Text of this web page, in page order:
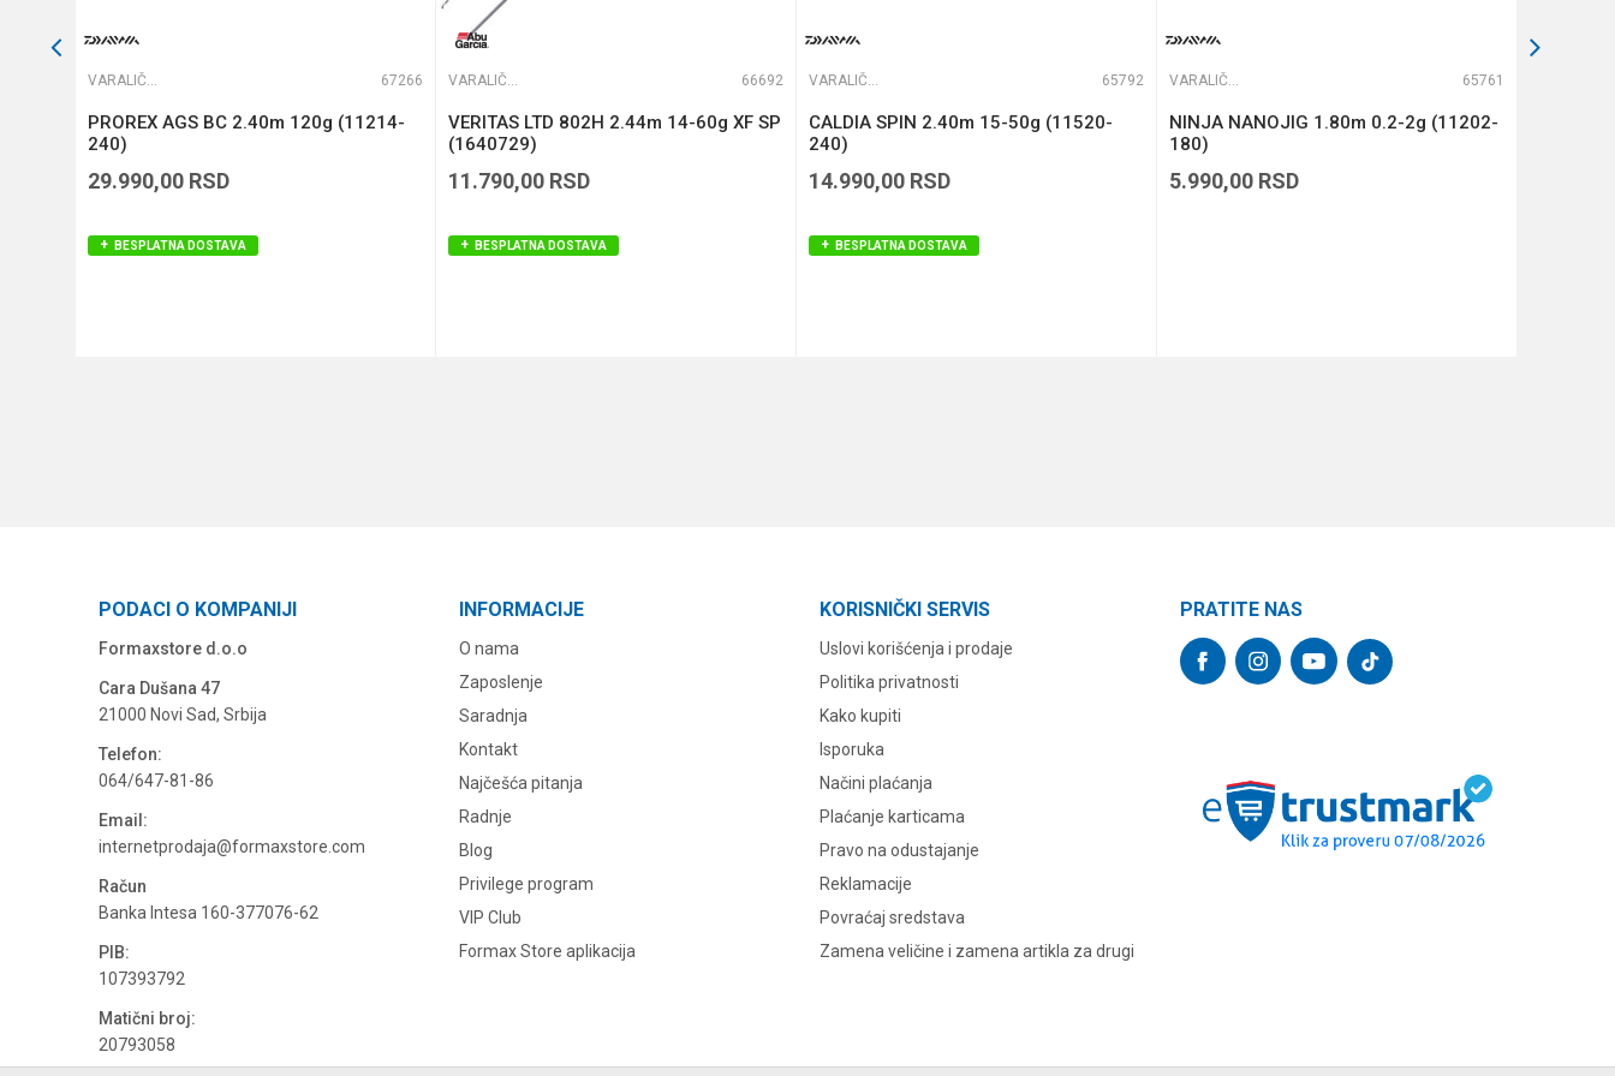
VARALIČARSKI ŠTAPOVI 67266
PROREX AGS BC 2.40m 120g (11214-
240)
29.990,00 RSD
BESPLATNA DOSTAVA
VARALIČARSKI ŠTAPOVI 66692
VERITAS LTD 802H 2.44m 14-60g XF SP
(1640729)
11.790,00 RSD
BESPLATNA DOSTAVA
VARALIČARSKI ŠTAPOVI 65792
CALDIA SPIN 2.40m 15-50g (11520-
240)
14.990,00 RSD
BESPLATNA DOSTAVA
VARALIČARSKI ŠTAPOVI 65761
NINJA NANOJIG 1.80m 0.2-2g (11202-
180)
5.990,00 RSD
PODACI O KOMPANIJI
Formaxstore d.o.o
Cara Dušana 47
21000 Novi Sad, Srbija
Telefon:
064/647-81-86
Email:
internetprodaja@formaxstore.com
Račun
Banka Intesa 160-377076-62
PIB:
107393792
Matični broj:
20793058
INFORMACIJE
O nama
Zaposlenje
Saradnja
Kontakt
Najčešća pitanja
Radnje
Blog
Privilege program
VIP Club
Formax Store aplikacija
KORISNIČKI SERVIS
Uslovi korišćenja i prodaje
Politika privatnosti
Kako kupiti
Isporuka
Načini plaćanja
Plaćanje karticama
Pravo na odustajanje
Reklamacije
Povraćaj sredstava
Zamena veličine i zamena artikla za drugi
PRATITE NAS